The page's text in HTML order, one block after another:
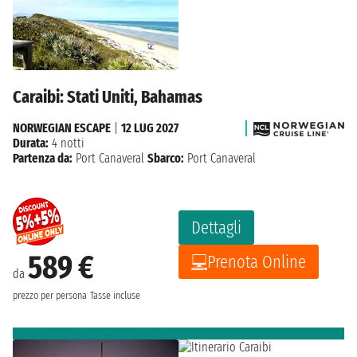
Caraibi: Stati Uniti, Bahamas
da 589 €
prezzo per persona Tasse incluse
Dettagli
Prenota Online
NORWEGIAN ESCAPE
12 LUG 2027
Durata: 4 notti
Partenza da: Port Canaveral Sbarco: Port Canaveral